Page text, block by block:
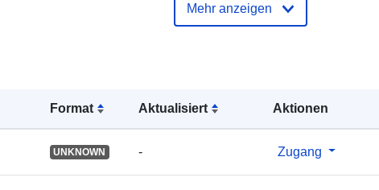
Format Aktualisiert Aktionen
UNKNOWN - Zugang
Identifikatoren:
uriRef:
http://
42a4-
Mehr anzeigen